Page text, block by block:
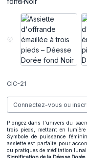
CIC-21
Connectez-vous ou
Plongez dans l’univers du
trois pieds, mettant en
Symbole de puissance
assiette est parfaite pour
ou pratiques de méditation